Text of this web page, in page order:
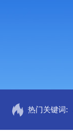
热门关键词: